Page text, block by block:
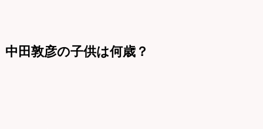
中田敦彦の子供は何歳？